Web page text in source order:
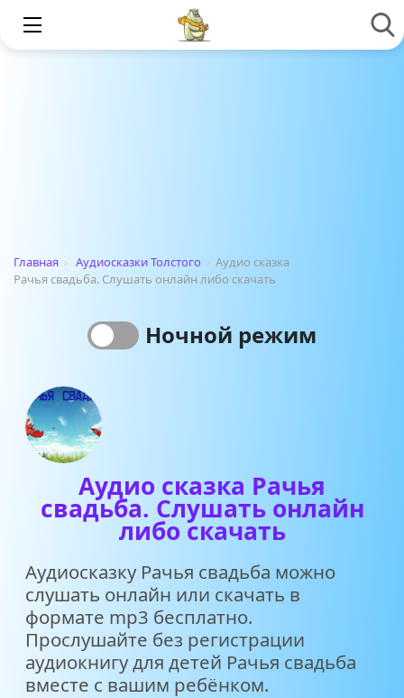
Главная › Аудиосказки Толстого › Аудио сказка
Рачья свадьба. Слушать онлайн либо скачать
Ночной режим
Аудио сказка Рачья
свадьба. Слушать онлайн
либо скачать
Аудиосказку Рачья свадьба можно
слушать онлайн или скачать в
формате mp3 бесплатно.
Прослушайте без регистрации
аудиокнигу для детей Рачья свадьба
вместе с вашим ребёнком.